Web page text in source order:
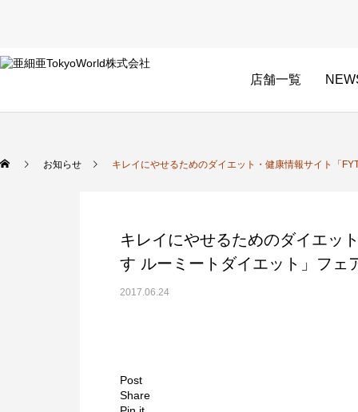
店舗一覧
お知らせ キレイにやせるためのダイエット・健康情報サイト「
キレイにやせるためのダイエッ
す ルーミートダイエット」フェ
2017.06.24
Post
Share